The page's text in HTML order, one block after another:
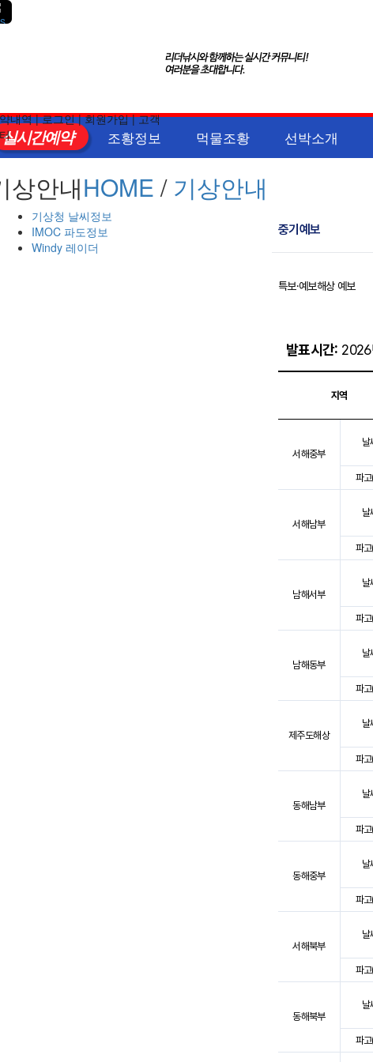
내역|로그인|회원가입|고객
실시간예약 조황정보 먹물조황 선박소개
상안내HOME / 기상안내
기상청 날씨정보
IMOC 파도정보
Windy 레이더